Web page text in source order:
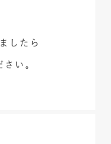
したら
い。